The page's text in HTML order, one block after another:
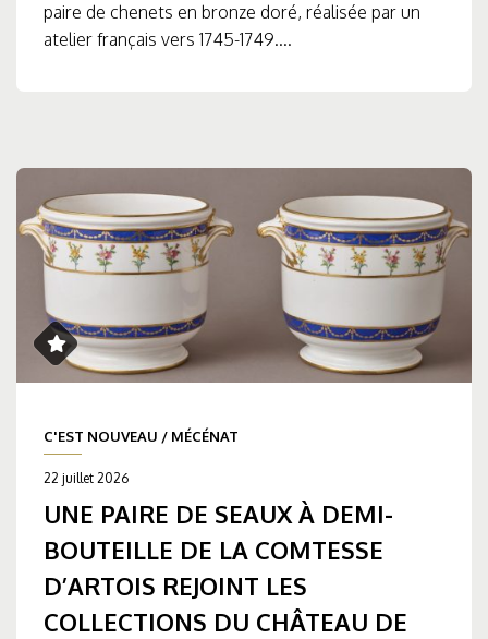
paire de chenets en bronze doré, réalisée par un
atelier français vers 1745-1749....
C'EST NOUVEAU / MÉCÉNAT
22 juillet 2026
UNE PAIRE DE SEAUX À DEMI-
BOUTEILLE DE LA COMTESSE
D’ARTOIS REJOINT LES
COLLECTIONS DU CHÂTEAU DE